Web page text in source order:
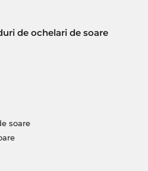
de ochelari de soare
soare